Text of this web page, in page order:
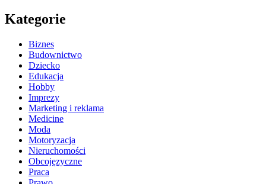
Kategorie
Biznes
Budownictwo
Dziecko
Edukacja
Hobby
Imprezy
Marketing i reklama
Medicine
Moda
Motoryzacja
Nieruchomości
Obcojęzyczne
Praca